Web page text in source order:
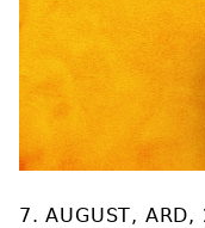
7. AUGUST, ARD,